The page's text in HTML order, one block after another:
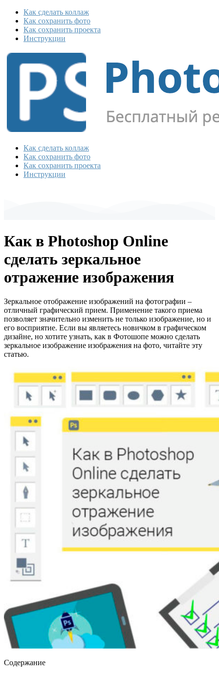
Как сделать коллаж
Как сохранить фото
Как сохранить проекта
Инструкции
Как сделать коллаж
Как сохранить фото
Как сохранить проекта
Инструкции
Как в Photoshop Online
сделать зеркальное
отражение изображения
Зеркальное отображение изображений на фотографии –
отличный графический прием. Применение такого приема
позволяет значительно изменить не только изображение, но и
его восприятие. Если вы являетесь новичком в графическом
дизайне, но хотите узнать, как в Фотошопе можно сделать
зеркальное изображение изображения на фото, читайте эту
статью.
Содержание